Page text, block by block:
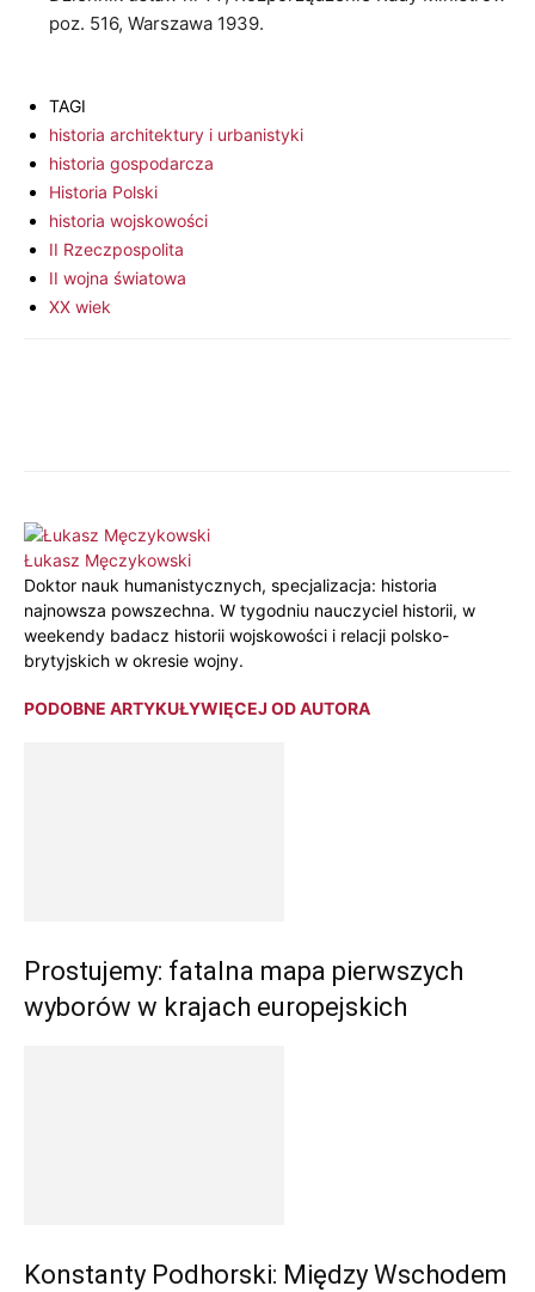
poz. 516, Warszawa 1939.
TAGI
historia architektury i urbanistyki
historia gospodarcza
Historia Polski
historia wojskowości
II Rzeczpospolita
II wojna światowa
XX wiek
Łukasz Męczykowski
Doktor nauk humanistycznych, specjalizacja: historia
najnowsza powszechna. W tygodniu nauczyciel historii, w
weekendy badacz historii wojskowości i relacji polsko-
brytyjskich w okresie wojny.
PODOBNE ARTYKUŁYWIĘCEJ OD AUTORA
Prostujemy: fatalna mapa pierwszych
wyborów w krajach europejskich
Konstanty Podhorski: Między Wschodem